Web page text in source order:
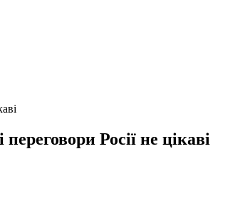
Росії не цікаві